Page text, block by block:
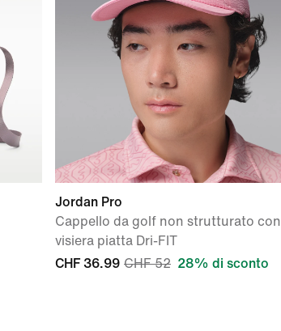
Jordan Pro
Cappello da golf non strutturato con
visiera piatta Dri-FIT
CHF 36.99 CHF 52 28% di sconto